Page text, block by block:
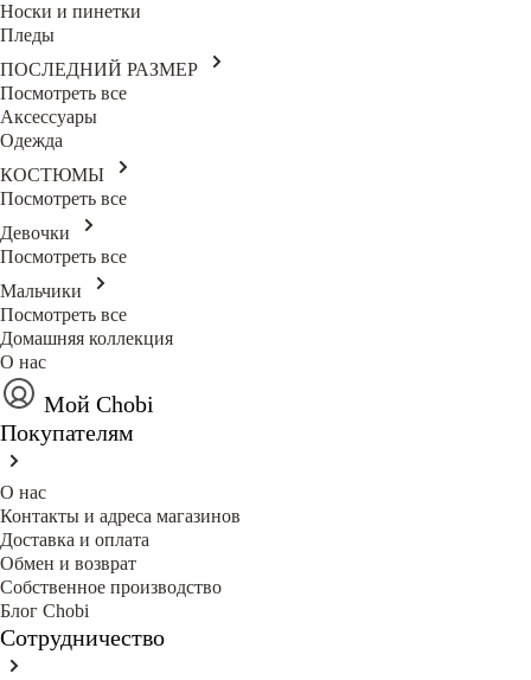
Носки и пинетки
Пледы
ПОСЛЕДНИЙ РАЗМЕР
Посмотреть все
Аксессуары
Одежда
КОСТЮМЫ
Посмотреть все
Девочки
Посмотреть все
Мальчики
Посмотреть все
Домашняя коллекция
О нас
Мой Chobi
Покупателям
О нас
Контакты и адреса магазинов
Доставка и оплата
Обмен и возврат
Собственное производство
Блог Сhobi
Сотрудничество